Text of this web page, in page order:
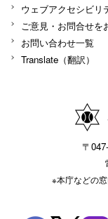
ウェブアクセシビリ
ご意見・お問合せを
お問い合わせ一覧
Translate（翻訳）
〒
※本庁などの窓